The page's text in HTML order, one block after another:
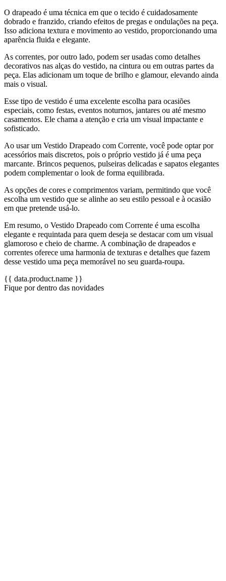
O drapeado é uma técnica em que o tecido é cuidadosamente
dobrado e franzido, criando efeitos de pregas e ondulações na peça.
Isso adiciona textura e movimento ao vestido, proporcionando uma
aparência fluida e elegante.
As correntes, por outro lado, podem ser usadas como detalhes
decorativos nas alças do vestido, na cintura ou em outras partes da
peça. Elas adicionam um toque de brilho e glamour, elevando ainda
mais o visual.
Esse tipo de vestido é uma excelente escolha para ocasiões
especiais, como festas, eventos noturnos, jantares ou até mesmo
casamentos. Ele chama a atenção e cria um visual impactante e
sofisticado.
Ao usar um Vestido Drapeado com Corrente, você pode optar por
acessórios mais discretos, pois o próprio vestido já é uma peça
marcante. Brincos pequenos, pulseiras delicadas e sapatos elegantes
podem complementar o look de forma equilibrada.
As opções de cores e comprimentos variam, permitindo que você
escolha um vestido que se alinhe ao seu estilo pessoal e à ocasião
em que pretende usá-lo.
Em resumo, o Vestido Drapeado com Corrente é uma escolha
elegante e requintada para quem deseja se destacar com um visual
glamoroso e cheio de charme. A combinação de drapeados e
correntes oferece uma harmonia de texturas e detalhes que fazem
desse vestido uma peça memorável no seu guarda-roupa.
{{ data.product.name }}
Fique por dentro das novidades